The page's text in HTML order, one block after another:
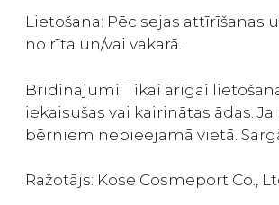
Lietošana: Pēc sejas
no rīta un/vai vakarā.
Brīdinājumi: Tikai ārīgai
iekaisušas vai kairinātas ādas.
bērniem nepieejamā vietā.
Ražotājs: Kose Cosmeport Co.,